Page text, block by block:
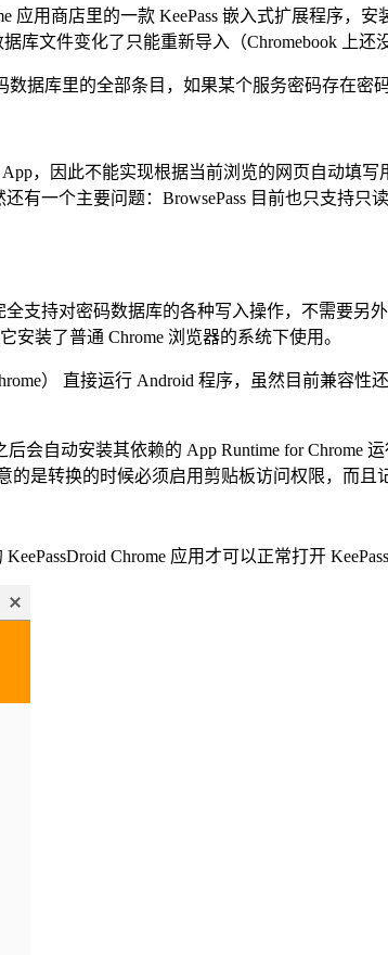
应用商店里的一款 KeePass 嵌入式扩展程序
库文件变化了只能重新导入（Chromebook 上
据库里的全部条目，如果某个服务密码存在密
App，因此不能实现根据当前浏览的网页自动
有一个主要问题：BrowsePass 目前也只支持
支持对密码数据库的各种写入操作，不需要另
安装了普通 Chrome 浏览器的系统下使用。
） 直接运行 Android 程序，虽然目前兼容
会自动安装其依赖的 App Runtime for Chrome
的是转换的时候必须启用剪贴板访问权限，而且
Chrome 应用才可以正常打开